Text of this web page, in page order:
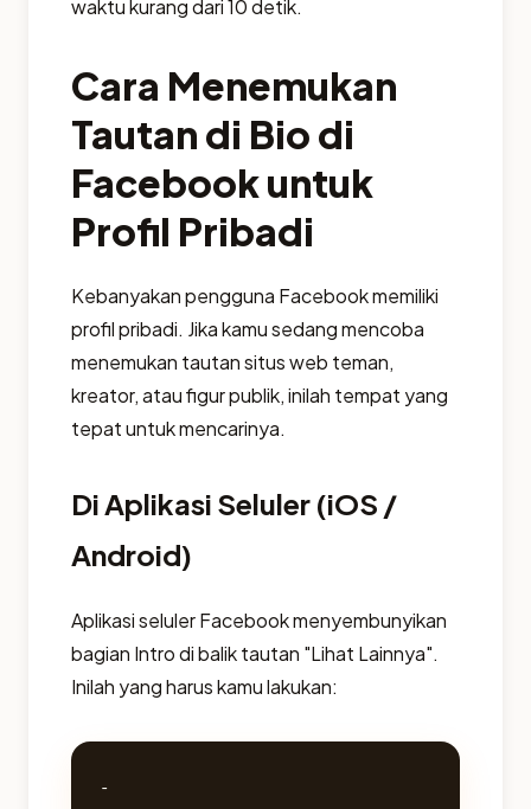
waktu kurang dari 10 detik.
Cara Menemukan
Tautan di Bio di
Facebook untuk
Profil Pribadi
Kebanyakan pengguna Facebook memiliki
profil pribadi. Jika kamu sedang mencoba
menemukan tautan situs web teman,
kreator, atau figur publik, inilah tempat yang
tepat untuk mencarinya.
Di Aplikasi Seluler (iOS /
Android)
Aplikasi seluler Facebook menyembunyikan
bagian Intro di balik tautan "Lihat Lainnya".
Inilah yang harus kamu lakukan:
-